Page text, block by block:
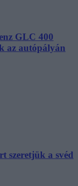
GLC 400
az autópályán
szeretjük a svéd